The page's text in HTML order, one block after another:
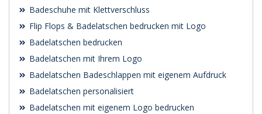
Badeschuhe mit Klettverschluss
Flip Flops & Badelatschen bedrucken mit Logo
Badelatschen bedrucken
Badelatschen mit Ihrem Logo
Badelatschen Badeschlappen mit eigenem Aufdruck
Badelatschen personalisiert
Badelatschen mit eigenem Logo bedrucken